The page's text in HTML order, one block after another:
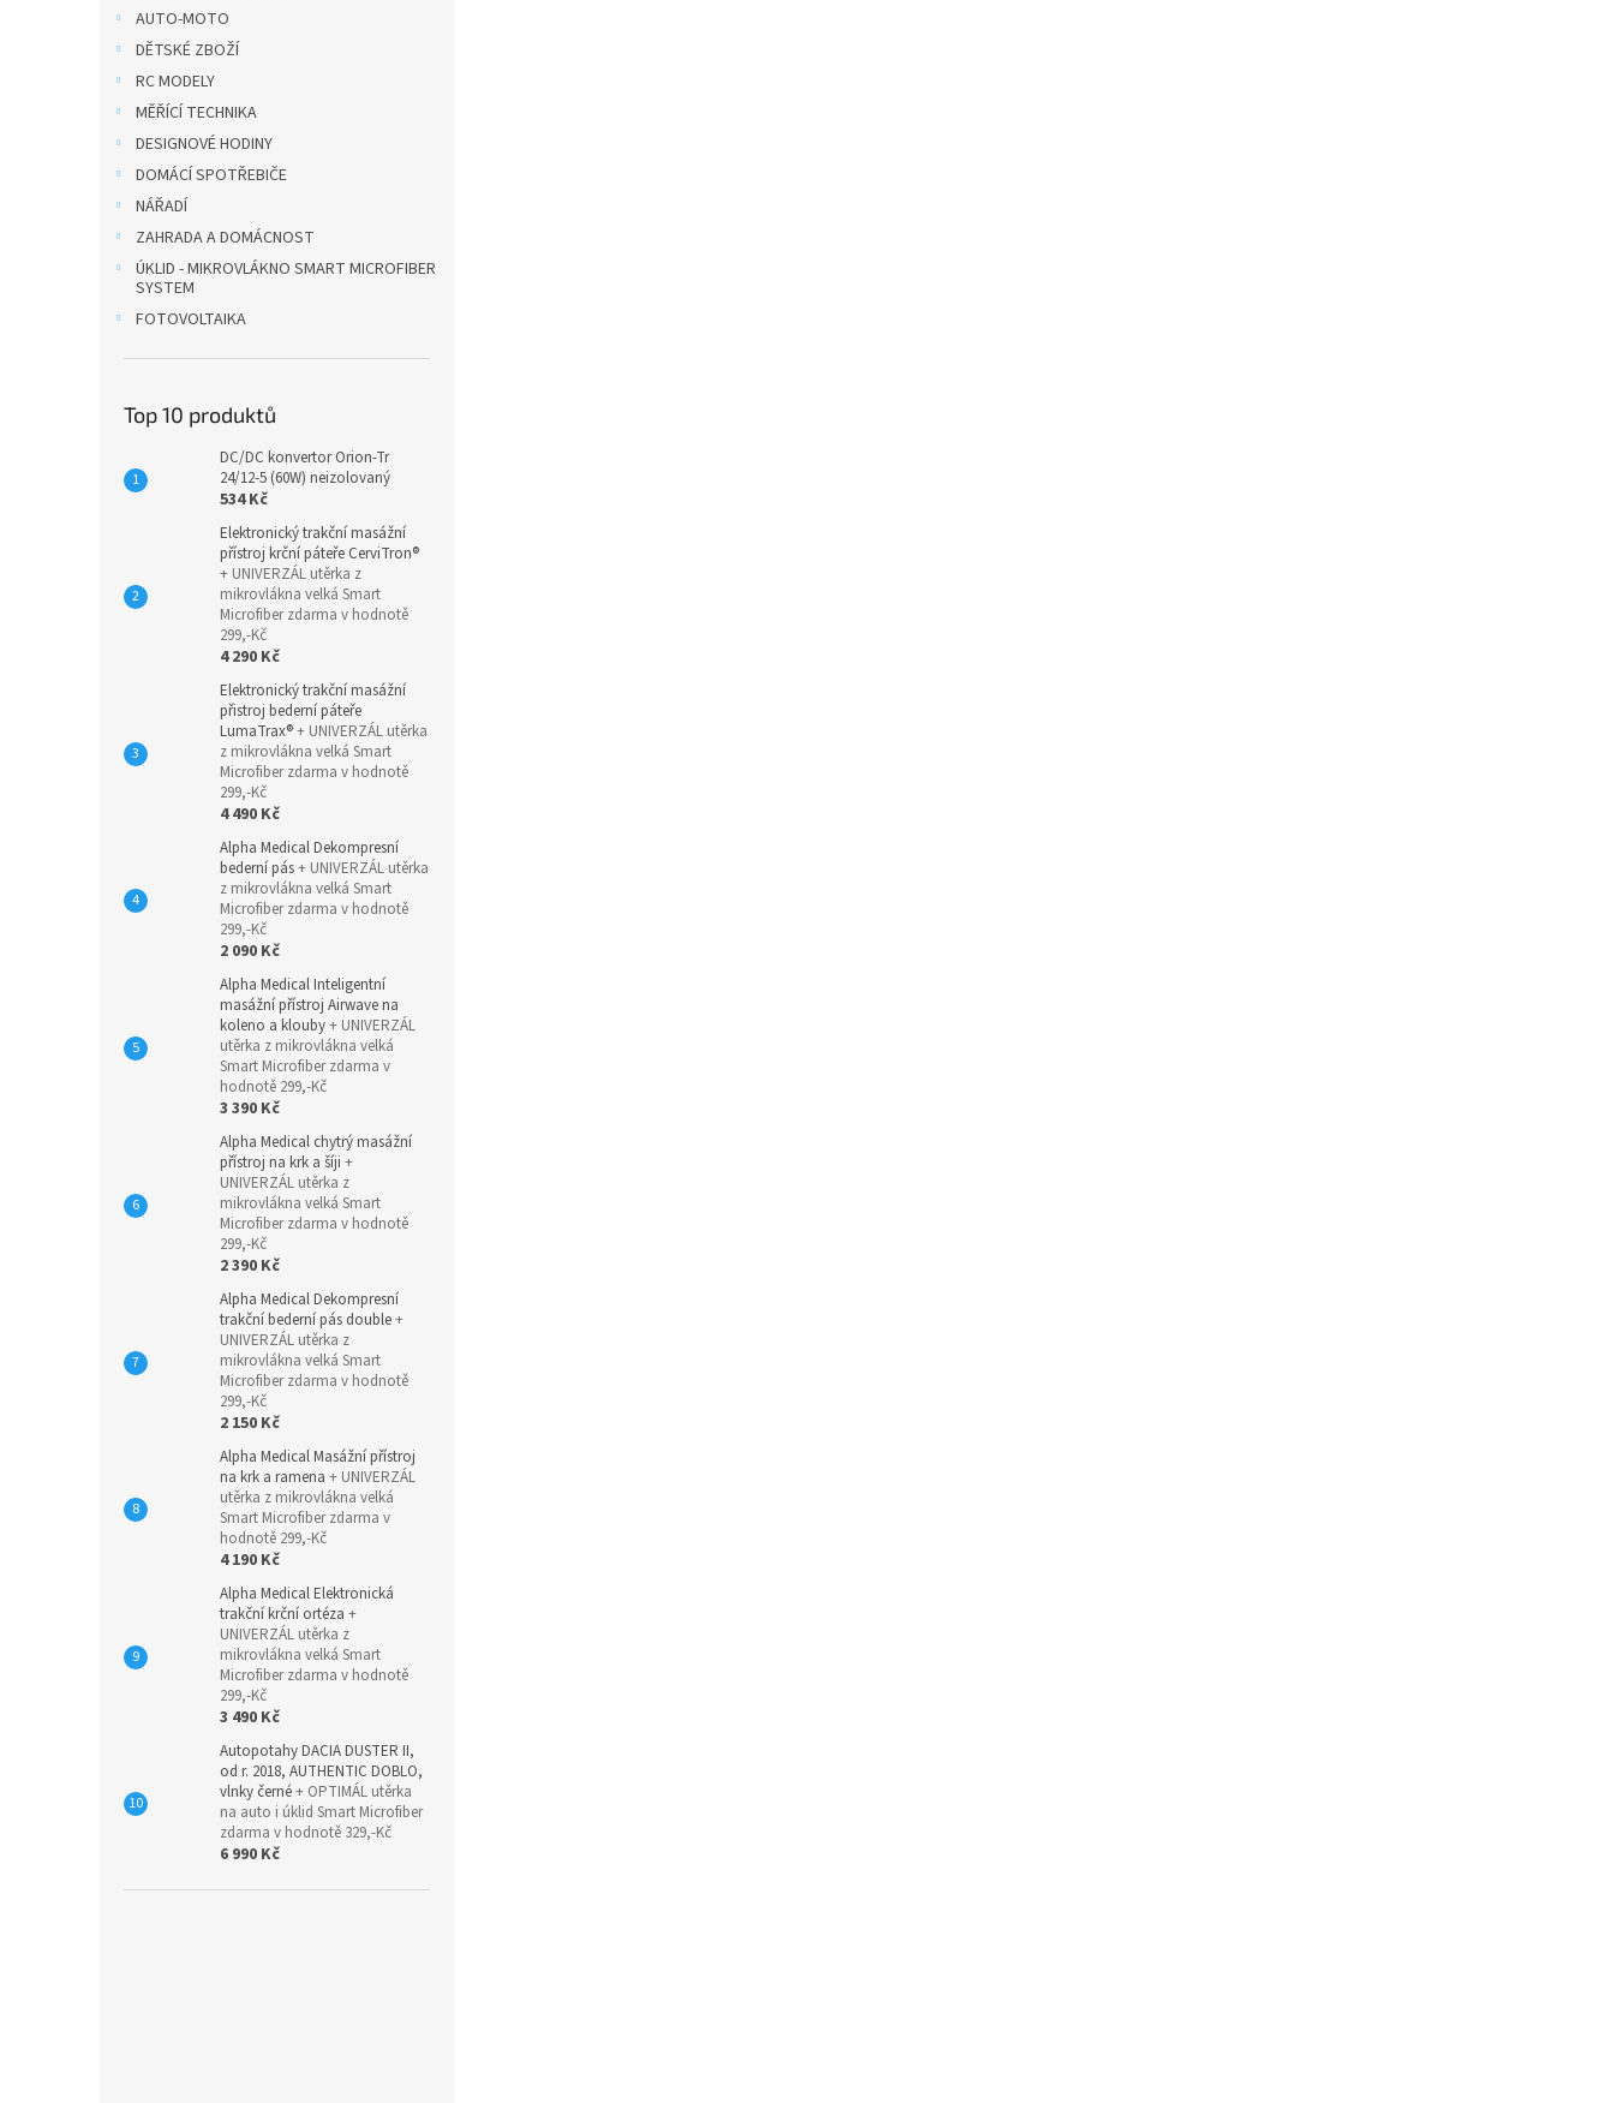
AUTO-MOTO
DĚTSKÉ ZBOŽÍ
RC MODELY
MĚŘÍCÍ TECHNIKA
DESIGNOVÉ HODINY
DOMÁCÍ SPOTŘEBIČE
NÁŘADÍ
ZAHRADA A DOMÁCNOST
ÚKLID - MIKROVLÁKNO SMART MICROFIBER
SYSTEM
FOTOVOLTAIKA
Top 10 produktů
DC/DC konvertor Orion-Tr
24/12-5 (60W) neizolovaný
534 Kč
Elektronický trakční masážní
přístroj krční páteře CerviTron®
+ UNIVERZÁL utěrka z
mikrovlákna velká Smart
Microfiber zdarma v hodnotě
299,-Kč
4 290 Kč
Elektronický trakční masážní
přistroj bederní páteře
LumaTrax®+ UNIVERZÁL utěrka
z mikrovlákna velká Smart
Microfiber zdarma v hodnotě
299,-Kč
4 490 Kč
Alpha Medical Dekompresní
bederní pás+ UNIVERZÁL utěrka
z mikrovlákna velká Smart
Microfiber zdarma v hodnotě
299,-Kč
2 090 Kč
Alpha Medical Inteligentní
masážní přístroj Airwave na
koleno a klouby+ UNIVERZÁL
utěrka z mikrovlákna velká
Smart Microfiber zdarma v
hodnotě 299,-Kč
3 390 Kč
Alpha Medical chytrý masážní
přístroj na krk a šíji +
UNIVERZÁL utěrka z
mikrovlákna velká Smart
Microfiber zdarma v hodnotě
299,-Kč
2 390 Kč
Alpha Medical Dekompresní
trakční bederní pás double+
UNIVERZÁL utěrka z
mikrovlákna velká Smart
Microfiber zdarma v hodnotě
299,-Kč
2 150 Kč
Alpha Medical Masážní přístroj
na krk a ramena + UNIVERZÁL
utěrka z mikrovlákna velká
Smart Microfiber zdarma v
hodnotě 299,-Kč
4 190 Kč
Alpha Medical Elektronická
trakční krční ortéza +
UNIVERZÁL utěrka z
mikrovlákna velká Smart
Microfiber zdarma v hodnotě
299,-Kč
3 490 Kč
Autopotahy DACIA DUSTER II,
od r. 2018, AUTHENTIC DOBLO,
vlnky černé+ OPTIMÁL utěrka
na auto i úklid Smart Microfiber
zdarma v hodnotě 329,-Kč
6 990 Kč